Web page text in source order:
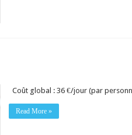
Coût global : 36 €/jour (par
Read More »